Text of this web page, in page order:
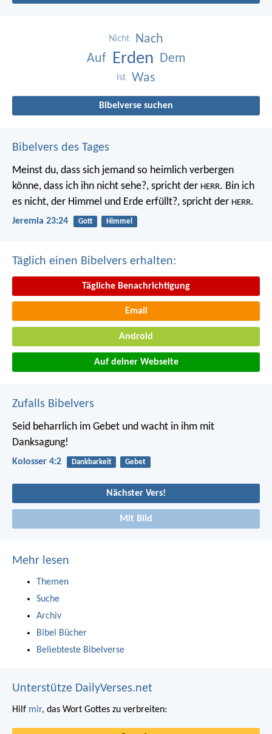
Nicht
Nach
Auf Erden Dem
Ist Was
Bibelverse suchen
Bibelvers des Tages
Meinst du, dass sich jemand so heimlich verbergen
könne, dass ich ihn nicht sehe?, spricht der HERR. Bin ich
es nicht, der Himmel und Erde erfüllt?, spricht der HERR.
Jeremia 23:24 Gott Himmel
Täglich einen Bibelvers erhalten:
Tägliche Benachrichtigung
Email
Android
Auf deiner Webseite
Zufalls Bibelvers
Seid beharrlich im Gebet und wacht in ihm mit
Danksagung!
Kolosser 4:2 Dankbarkeit Gebet
Nächster Vers!
Mit Bild
Mehr lesen
Themen
Suche
Archiv
Bibel Bücher
Beliebteste Bibelverse
Unterstütze DailyVerses.net
Hilf mir, das Wort Gottes zu verbreiten: